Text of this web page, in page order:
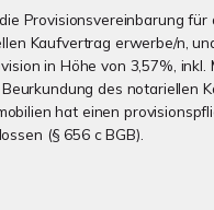
Provisionsvereinbarung für
Kaufvertrag erwerbe/n,
in Höhe von 3,57%,
des notariellen
hat einen
(§ 656 c BGB).